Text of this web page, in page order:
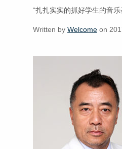
“扎扎实实的抓好学生的音乐
Written by Welcome on